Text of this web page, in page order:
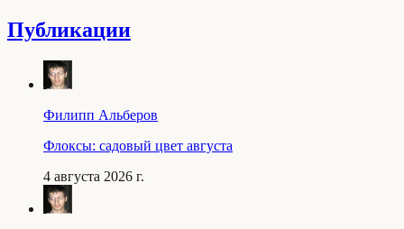
Публикации
Филипп Альберов
Флоксы: садовый цвет августа
4 августа 2026 г.